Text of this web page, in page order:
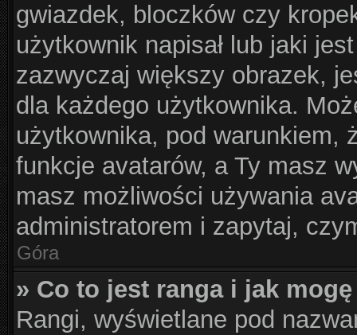
gwiazdek, bloczków czy
użytkownik napisał lub jaki
zazwyczaj większy obrazek,
dla każdego użytkownika.
użytkownika, pod warunkiem,
funkcje avatarów, a Ty masz
masz możliwości używania
administratorem i zapytaj,
Góra
» Co to jest ranga i jak
Rangi, wyświetlane pod